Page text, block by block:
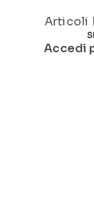
Articoli
Accedi